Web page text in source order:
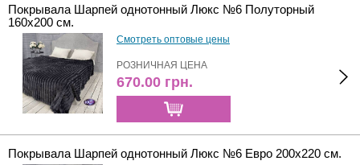
Покрывала Шарпей однотонный Люкс №6 Полуторный
160х200 см.
Смотреть оптовые цены
РОЗНИЧНАЯ ЦЕНА
670.00 грн.
Покрывала Шарпей однотонный Люкс №6 Евро 200х220 см.